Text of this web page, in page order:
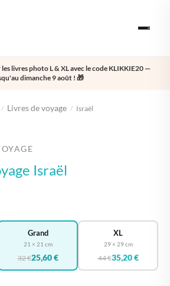
livres photo L & XL avec le code KLIKKIE20 —
dimanche 9 août ! 🎁
/ Livres de voyage / Israël
Israël
Grand
21 × 21 cm
32 €25,60 €
XL
29 × 29 cm
44 €35,20 €